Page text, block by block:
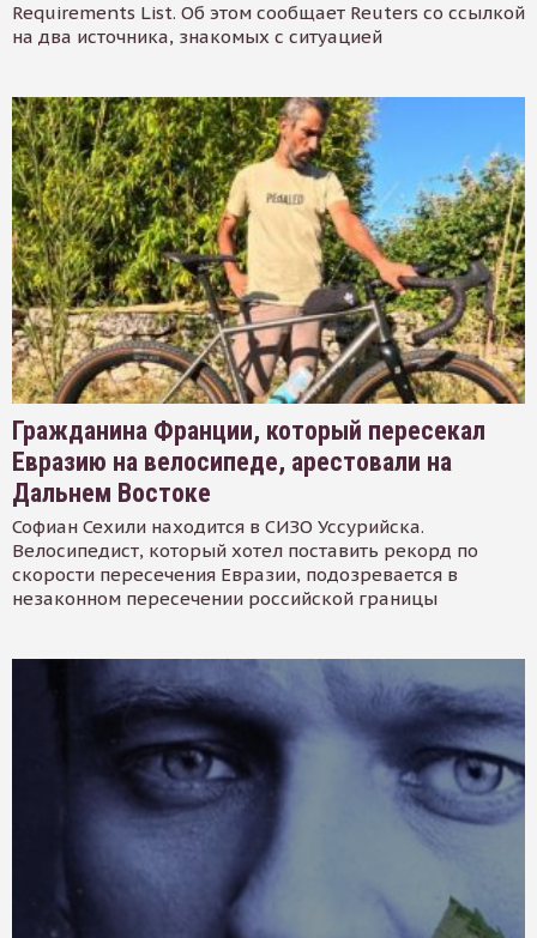
Requirements List. Об этом сообщает Reuters со ссылкой
на два источника, знакомых с ситуацией
Гражданина Франции, который пересекал
Евразию на велосипеде, арестовали на
Дальнем Востоке
Софиан Сехили находится в СИЗО Уссурийска.
Велосипедист, который хотел поставить рекорд по
скорости пересечения Евразии, подозревается в
незаконном пересечении российской границы